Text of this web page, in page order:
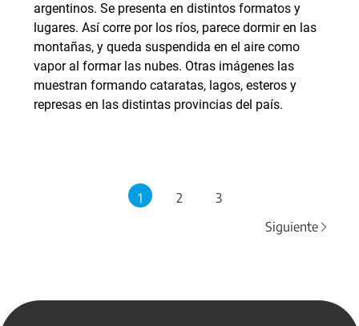
argentinos. Se presenta en distintos formatos y
lugares. Así corre por los ríos, parece dormir en las
montañas, y queda suspendida en el aire como
vapor al formar las nubes. Otras imágenes las
muestran formando cataratas, lagos, esteros y
represas en las distintas provincias del país.
1 2
3
Siguiente